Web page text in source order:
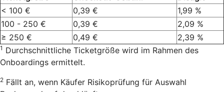
< 100 € 0,39 €
1,99 %
100 - 250 €
0,39 €
2,09 %
≥ 250 €
0,49 € 2,39 %
1 Durchschnittliche Ticketgröße wird im Rahmen des
Onboardings ermittelt.
2 Fällt an, wenn Käufer Risikoprüfung für Auswahl